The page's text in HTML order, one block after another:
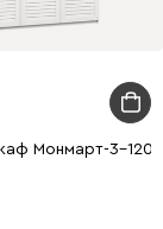
Монмарт-3-120-